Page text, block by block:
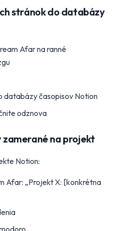
stránok do databázy
Afar na ranné
databázy časopisov Notion
odznova
zamerané na projekt
Notion:
Afar: „Projekt X: [konkrétna